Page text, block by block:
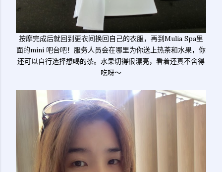
按摩完成后就回到更衣间换回自己的衣服，再到Mulia Spa里
面的mini 吧台吧！服务人员会在哪里为你送上热茶和水果，你
还可以自行选择想喝的茶。水果切得很漂亮，看着还真不舍得
吃呀～